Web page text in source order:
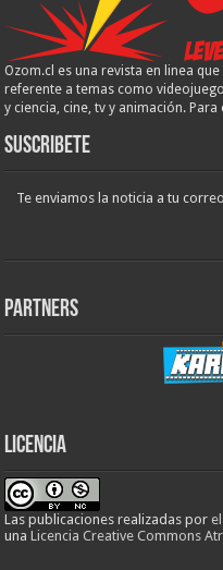
Ozom.cl es una revista en linea
referente a temas como
y ciencia, cine, tv y animación.
Suscribete
Te enviamos la noticia a tu
Partners
Licencia
Las publicaciones realizadas por
unaLicencia Creative Commons